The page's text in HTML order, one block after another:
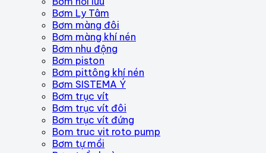
Bơm Ly Tâm
Bơm màng đôi
Bơm màng khí nén
Bơm nhu động
Bơm piston
Bơm pittông khí nén
Bơm SISTEMA Ý
Bơm trục vít
Bơm trục vít đôi
Bơm trục vít đứng
Bom truc vit roto pump
Bơm tự mồi